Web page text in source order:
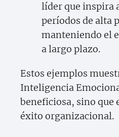
líder que inspira
períodos de alta
manteniendo el
a largo plazo.
Estos ejemplos
Inteligencia
beneficiosa, sino que
éxito organizacional.